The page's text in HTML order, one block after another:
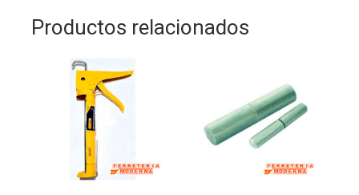
Productos relacionados